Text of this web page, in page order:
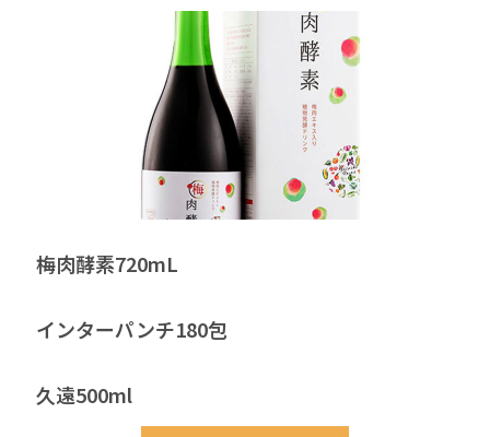
梅肉酵素720mL
インターパンチ180包
久遠500ml